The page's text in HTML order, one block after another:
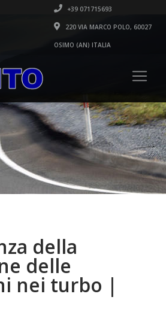
+39 071715693
220 VIA MARCO POLO, 60027
OSIMO (AN) ITALIA
della
delle
nei turbo |